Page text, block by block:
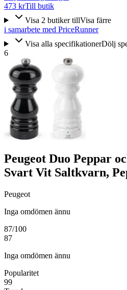
473 krTill butik
Visa 2 butiker tillVisa färre
i samarbete med PriceRunner
Visa alla specifikationerDölj
6
Peugeot Duo Peppar
Svart Vit Saltkvarn,
Peugeot
Inga omdömen ännu
87/100
87
Inga omdömen ännu
Popularitet
99